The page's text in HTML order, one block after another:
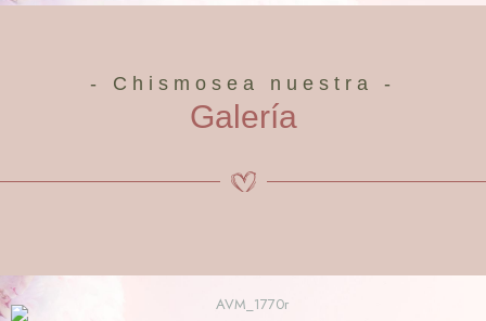
- Chismosea nuestra -
Galería